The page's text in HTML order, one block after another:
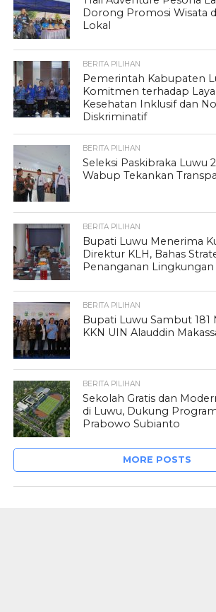
Dorong Promosi Wisata
Lokal
BERITA PILIHAN
Pemerintah Kabupaten
Komitmen terhadap
Kesehatan Inklusif dan
Diskriminatif
BERITA PILIHAN
Seleksi Paskibraka Luwu
Wabup Tekankan
BERITA PILIHAN
Bupati Luwu Menerima
Direktur KLH, Bahas
Penanganan
BERITA PILIHAN
Bupati Luwu Sambut 181
KKN UIN Alauddin
BERITA PILIHAN
Sekolah Gratis dan
di Luwu, Dukung
Prabowo Subianto
MORE POSTS